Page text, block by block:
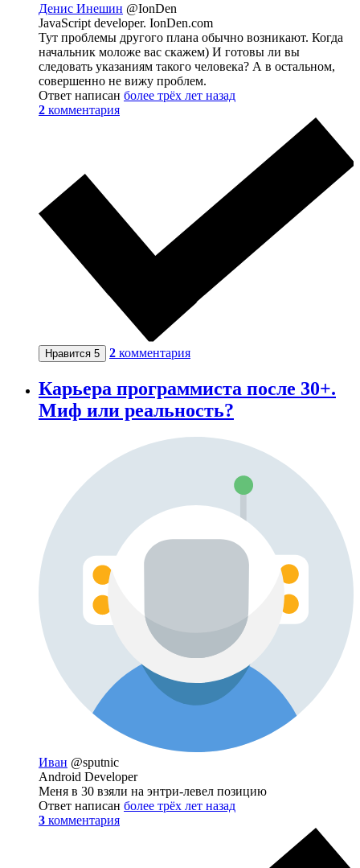
Денис Инешин @IonDen
JavaScript developer. IonDen.com
Тут проблемы другого плана обычно возникают. Когда
начальник моложе вас скажем) И готовы ли вы
следовать указаниям такого человека? А в остальном,
совершенно не вижу проблем.
Ответ написан более трёх лет назад
2 комментария
Нравится 5 2 комментария
Карьера программиста после 30+.
Миф или реальность?
Иван @sputnic
Android Developer
Меня в 30 взяли на энтри-левел позицию
Ответ написан более трёх лет назад
3 комментария